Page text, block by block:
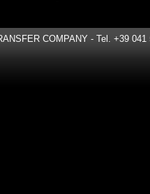
COMPANY - Tel. +39 041